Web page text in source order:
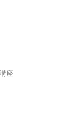
座